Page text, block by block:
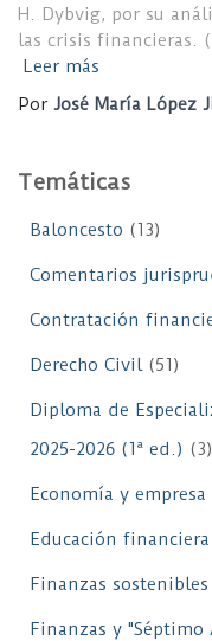
H. Dybvig, por su
las crisis financieras.
Leer más
Por José María López
Temáticas
Baloncesto (13)
Comentarios
Contratación
Derecho Civil(51)
Diploma de
2025-2026 (1ª ed.) (3)
Economía y empresa
Educación financiera
Finanzas
Finanzas y "Séptimo